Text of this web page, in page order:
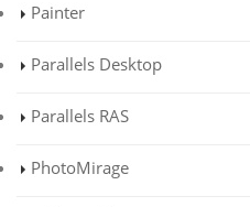
Painter
Parallels Desktop
Parallels RAS
PhotoMirage